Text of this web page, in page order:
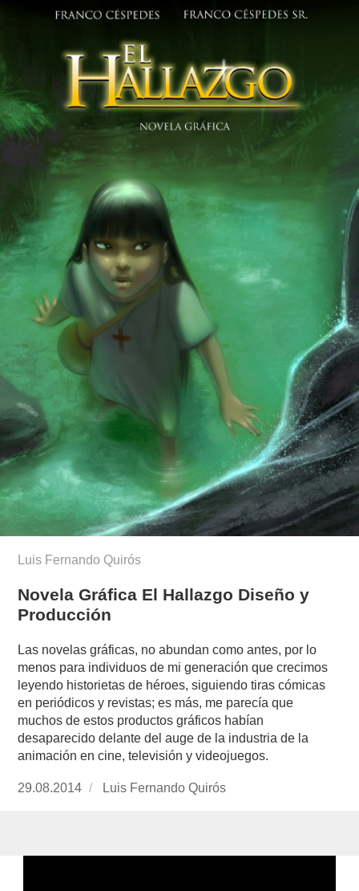
Luis Fernando Quirós
Novela Gráfica El Hallazgo Diseño y
Producción
Las novelas gráficas, no abundan como antes, por lo
menos para individuos de mi generación que crecimos
leyendo historietas de héroes, siguiendo tiras cómicas
en periódicos y revistas; es más, me parecía que
muchos de estos productos gráficos habían
desaparecido delante del auge de la industria de la
animación en cine, televisión y videojuegos.
Publicado
29.08.2014
https://www.experimenta.es/author/luis-
Luis Fernando Quirós